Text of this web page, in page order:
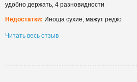
удобно держать, 4 разновидности
Недостатки: Иногда сухие, мажут редко
Читать весь отзыв